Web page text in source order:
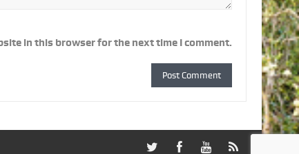
in this browser for the next time I comment.